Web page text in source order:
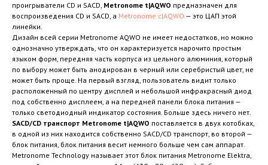
проигрыватели CD и SACD, Metronome t|AQWO предназначен для
воспроизведения CD и SACD, а Metronome c|AQWO — это ЦАП этой
линейки.
Дизайн всей серии Metronome AQWO не имеет недостатков, но можно
однозначно утверждать, что он характеризуется нарочито простым
языком форм, передняя часть корпуса из цельного алюминия, который
по выбору может быть анодирован в черный или серебристый цвет, не
может быть проще. На первый взгляд, пользователь видит только
расположенный по центру дисплей и небольшой инфракрасный диод
под собственно дисплеем, а на передней панели блока питания —
только светодиодный индикатор состояния. Больше здесь ничего нет.
SACD/CD транспорт Metronome t|AQWO поставляется в двух котобках,
в одной из них находится собственно SACD/CD транспорт, во второй —
блок питания, блок питания весит немного больше чем сам аппарат.
Metronome Technology называет этот блок питания Metronome Elektra,